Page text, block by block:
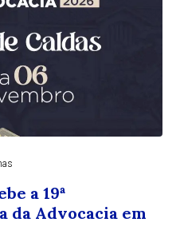
a 19ª
da Advocacia em